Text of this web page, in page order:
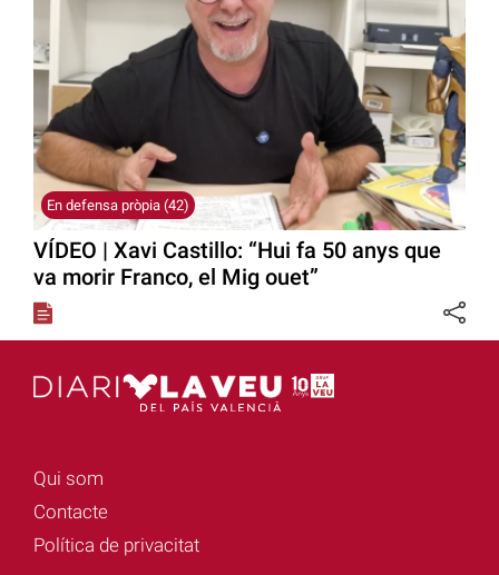
En defensa pròpia (42)
VÍDEO | Xavi Castillo: “Hui fa 50 anys que
va morir Franco, el Mig ouet”
Qui som
Contacte
Política de privacitat